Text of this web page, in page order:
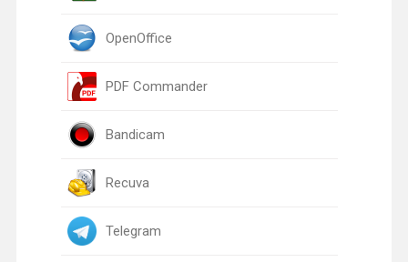
OpenOffice
PDF Commander
Bandicam
Recuva
Telegram